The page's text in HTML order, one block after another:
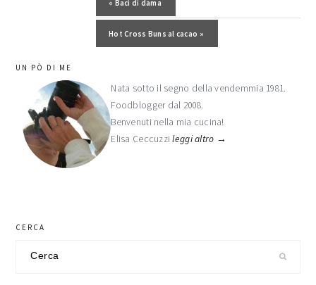
Post precedente:
« Baci di dama
Post successivo:
Hot Cross Buns al cacao »
barra
laterale
primaria
UN PÒ DI ME
Nata sotto il segno della vendemmia 1981.
Foodblogger dal 2008.
Benvenuti nella mia cucina!
Elisa Ceccuzzileggi altro →
CERCA